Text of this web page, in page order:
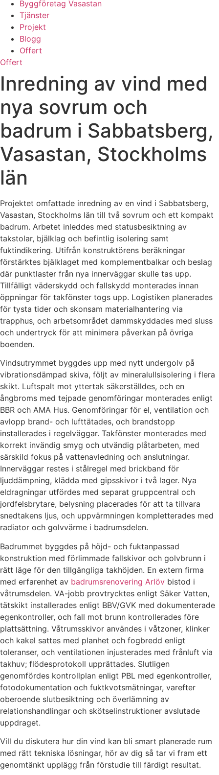
Byggföretag Vasastan
Tjänster
Projekt
Blogg
Offert
Offert
Inredning av vind med
nya sovrum och
badrum i Sabbatsberg,
Vasastan, Stockholms
län
Projektet omfattade inredning av en vind i Sabbatsberg,
Vasastan, Stockholms län till två sovrum och ett kompakt
badrum. Arbetet inleddes med statusbesiktning av
takstolar, bjälklag och befintlig isolering samt
fuktindikering. Utifrån konstruktörens beräkningar
förstärktes bjälklaget med komplementbalkar och beslag
där punktlaster från nya innerväggar skulle tas upp.
Tillfälligt väderskydd och fallskydd monterades innan
öppningar för takfönster togs upp. Logistiken planerades
för tysta tider och skonsam materialhantering via
trapphus, och arbetsområdet dammskyddades med sluss
och undertryck för att minimera påverkan på övriga
boenden.
Vindsutrymmet byggdes upp med nytt undergolv på
vibrationsdämpad skiva, följt av mineralullsisolering i flera
skikt. Luftspalt mot yttertak säkerställdes, och en
ångbroms med tejpade genomföringar monterades enligt
BBR och AMA Hus. Genomföringar för el, ventilation och
avlopp brand- och lufttätades, och brandstopp
installerades i regelväggar. Takfönster monterades med
korrekt invändig smyg och utvändig plåtarbeten, med
särskild fokus på vattenavledning och anslutningar.
Innerväggar restes i stålregel med brickband för
ljuddämpning, klädda med gipsskivor i två lager. Nya
eldragningar utfördes med separat gruppcentral och
jordfelsbrytare, belysning placerades för att ta tillvara
snedtakens ljus, och uppvärmningen kompletterades med
radiator och golvvärme i badrumsdelen.
Badrummet byggdes på höjd- och fuktanpassad
konstruktion med förlimmade fallskivor och golvbrunn i
rätt läge för den tillgängliga takhöjden. En extern firma
med erfarenhet av badrumsrenovering Arlöv bistod i
våtrumsdelen. VA-jobb provtrycktes enligt Säker Vatten,
tätskikt installerades enligt BBV/GVK med dokumenterade
egenkontroller, och fall mot brunn kontrollerades före
plattsättning. Våtrumsskivor användes i våtzoner, klinker
och kakel sattes med planhet och fogbredd enligt
toleranser, och ventilationen injusterades med frånluft via
takhuv; flödesprotokoll upprättades. Slutligen
genomfördes kontrollplan enligt PBL med egenkontroller,
fotodokumentation och fuktkvotsmätningar, varefter
oberoende slutbesiktning och överlämning av
relationshandlingar och skötselinstruktioner avslutade
uppdraget.
Vill du diskutera hur din vind kan bli smart planerade rum
med rätt tekniska lösningar, hör av dig så tar vi fram ett
genomtänkt upplägg från förstudie till färdigt resultat.